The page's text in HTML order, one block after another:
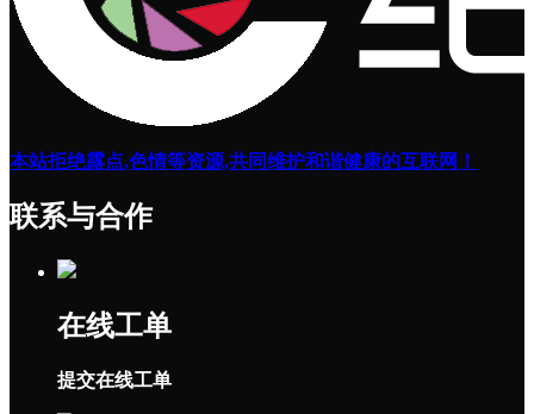
本站拒绝露点,色情等资源,共同维护和谐健康的互联网！
联系与合作
在线工单
提交在线工单